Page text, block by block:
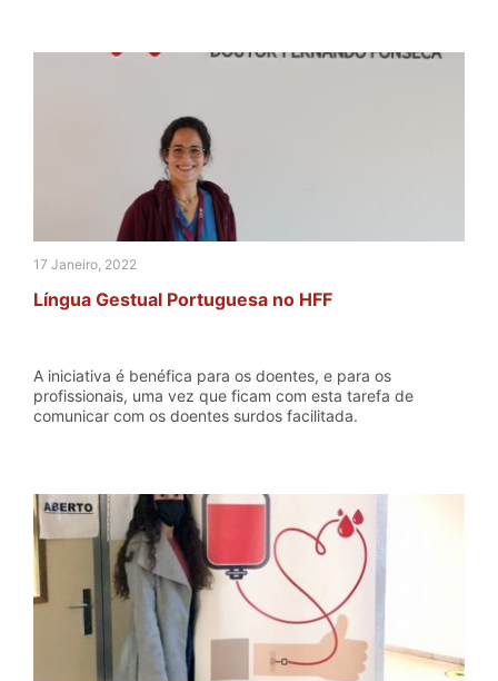
17 Janeiro, 2022
Língua Gestual Portuguesa no HFF
A iniciativa é benéfica para os doentes, e para os
profissionais, uma vez que ficam com esta tarefa de
comunicar com os doentes surdos facilitada.